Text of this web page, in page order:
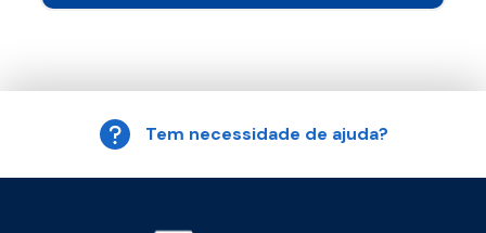
Tem necessidade de ajuda?